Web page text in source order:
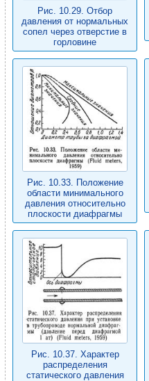
Рис. 10.29. Отбор
давления от нормальных
сопел через отверстие в
горловине
Рис. 10.33. Положение
области минимального
давления относительно
плоскости диафрагмы
Рис. 10.37. Характер
распределения
статического давления